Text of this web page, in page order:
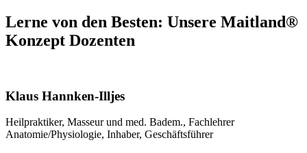
Lerne von den Besten: Unsere Maitland®
Konzept Dozenten
Klaus Hannken-Illjes
Heilpraktiker, Masseur und med. Badem., Fachlehrer
Anatomie/Physiologie, Inhaber, Geschäftsführer